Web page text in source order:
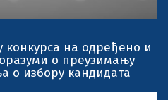
конкурса на одређено и
о преузимању
о избору кандидата